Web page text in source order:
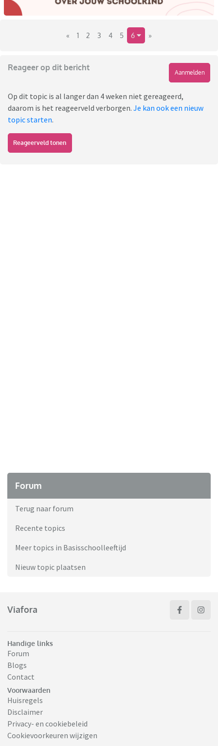
« 1 2 3 4 5 6 »
Reageer op dit bericht
Aanmelden
Op dit topic is al langer dan 4 weken niet gereageerd,
daarom is het reageerveld verborgen. Je kan ook een nieuw
topic starten.
Reageerveld tonen
Forum
Terug naar forum
Recente topics
Meer topics in Basisschoolleeftijd
Nieuw topic plaatsen
Viafora
Handige links
Forum
Blogs
Contact
Voorwaarden
Huisregels
Disclaimer
Privacy- en cookiebeleid
Cookievoorkeuren wijzigen